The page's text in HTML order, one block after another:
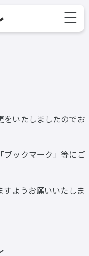
をいたしましたのでお
ブックマーク」等にご
ようお願いいたしま